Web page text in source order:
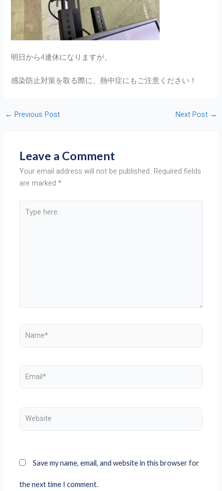
明日から4連休になりますが、
感染防止対策を取る際に、熱中症にもご注意ください！
← Previous Post Next Post →
Leave a Comment
Your email address will not be published. Required fields
are marked*
Type
Name*
Email*
Website
Save my name, email, and website in this browser for
the next time I comment.